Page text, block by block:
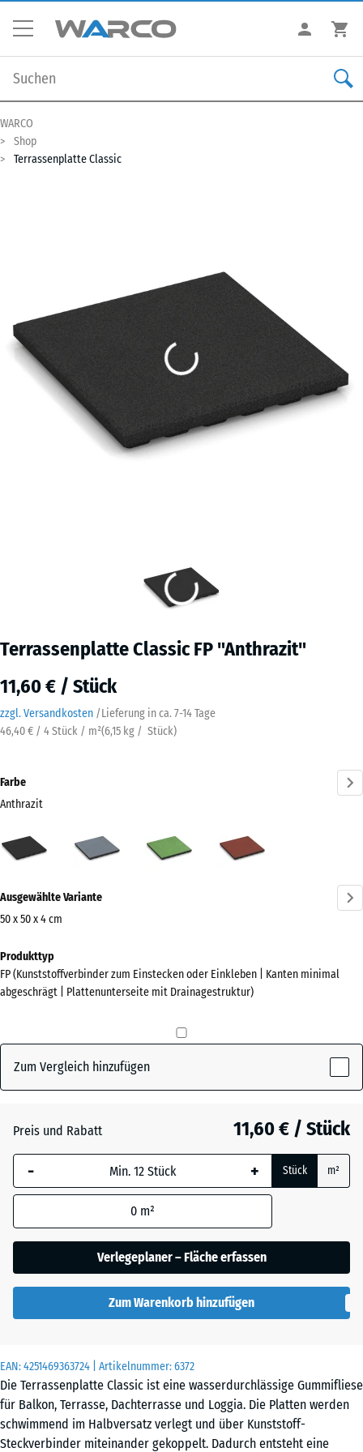
WARCO
Shop
Terrassenplatte Classic
Terrassenplatte Classic FP "Anthrazit"
11,60 € / Stück
zzgl. Versandkosten /Lieferung in ca. 7-14 Tage
46,40 € / 4 Stück / m²(6,15 kg / Stück)
EAN:4251469363724 | Artikelnummer:6372
Die Terrassenplatte Classic ist eine wasserdurchlässige Gummifliese
für Balkon, Terrasse, Dachterrasse und Loggia. Die Platten werden
schwimmend im Halbversatz verlegt und über Kunststoff-
Steckverbinder miteinander gekoppelt. Dadurch entsteht eine
Farbe
Anthrazit
(active)
Graphitgrau
Informationen
zu
Farben?
Farbpalette
Anthrazit(active)
+ 0,40 €
Ausgewählte Variante
50 x 50 x 4 cm
Abmessungen
für
den
x
500
Die gewählte, blau
umrandete
Abmessung wird
Produktdaten nicht
anders angegeben)
für die
Bedarfsberechnung
x
50
x 4
cm
Produkttyp
FP (Kunststoffverbinder zum Einstecken oder Einkleben | Kanten minimal
abgeschrägt | Plattenunterseite mit Drainagestruktur)
Zum Vergleich hinzufügen
Preis und Rabatt 11,60 € / Stück
- + Stück m²
0 m²
Verlegeplaner – Fläche erfassen
Zum Warenkorb hinzufügen